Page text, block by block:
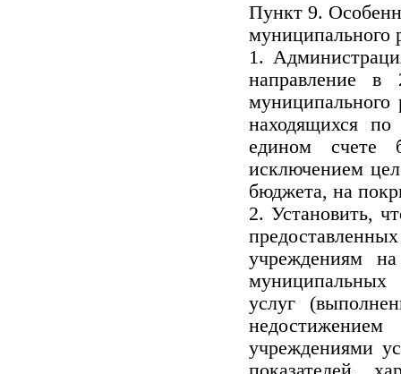
Пункт 9.
муниципального
1.
направление в
находящихся
едином счете
исключением
бюджета, на
2. Установить,
учреждениям
муниципальных
услуг
учреждениями